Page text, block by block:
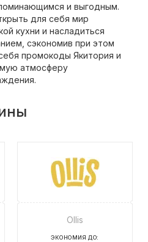
и выгодным.
для себя мир
кухни и насладиться
сэкономив при этом
промокоды Якитория и
атмосферу
Ollis
ЭКОНОМИЯ ДО: